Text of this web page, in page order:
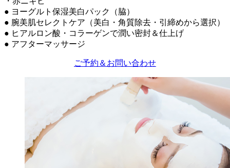
● ヨーグルト保湿美白パック（脇）
● 腕美肌セレクトケア（美白・角質除去・引締めから選択）
● ヒアルロン酸・コラーゲンで潤い密封＆仕上げ
● アフターマッサージ
ご予約＆お問い合わせ